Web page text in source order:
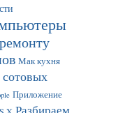
Мак кухня
Приложение
X Разбираем